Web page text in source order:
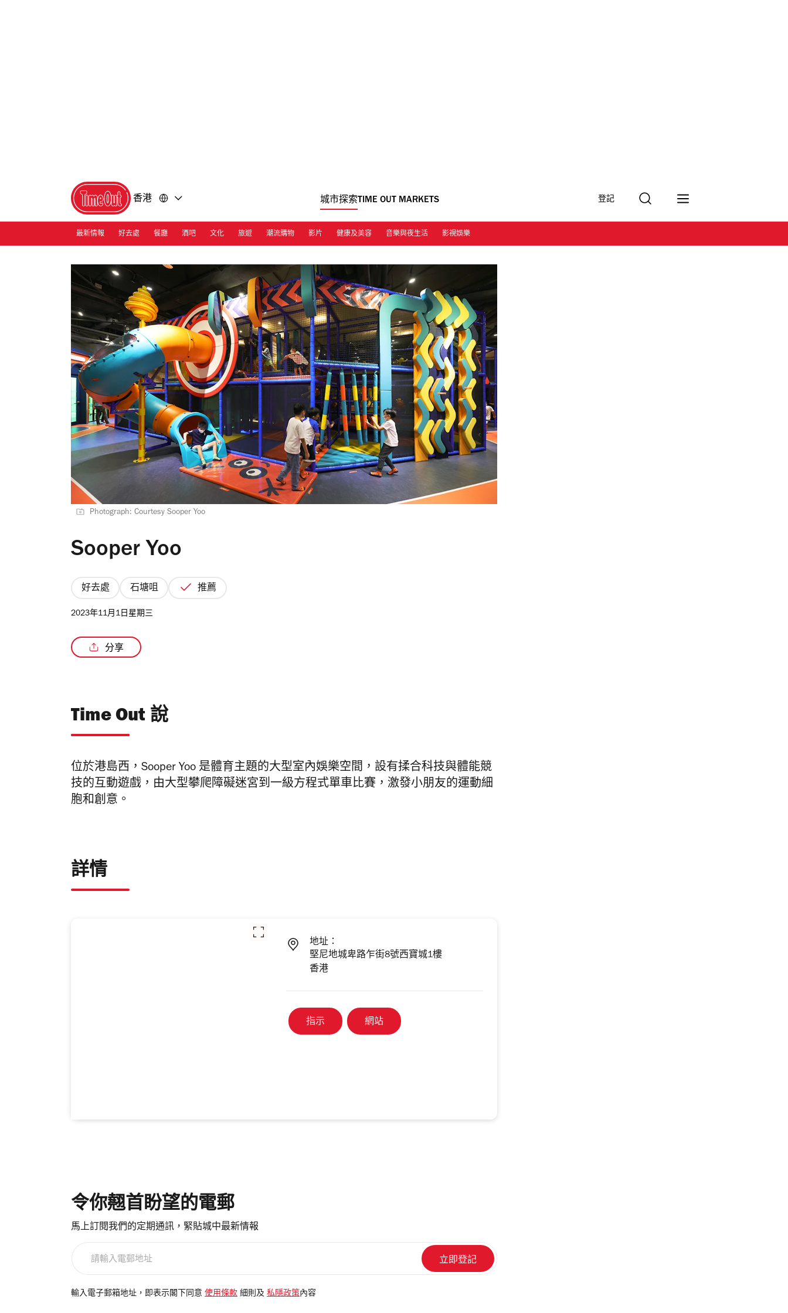
香港 城市探索TIME OUT MARKETS 登記
最新情報 好去處 餐廳 酒吧 文化 旅遊 潮流購物 影片 健康及美容 音樂與夜生活 影視娛樂
Photograph: Courtesy Sooper Yoo
Sooper Yoo
好去處 石塘咀 推薦
2023年11月1日星期三
分享
Time Out 說
位於港島西，Sooper Yoo 是體育主題的大型室內娛樂空間，設有揉合科技與體能競
技的互動遊戲，由大型攀爬障礙迷宮到一級方程式單車比賽，激發小朋友的運動細
胞和創意。
詳情
地址：
堅尼地城卑路乍街8號西寶城1樓
香港
指示 網站
令你翹首盼望的電郵
馬上訂閱我們的定期通訊，緊貼城中最新情報
電
輸入電子郵箱地址，即表示閣下同意 使用條款 細則及 私隱政策 內容